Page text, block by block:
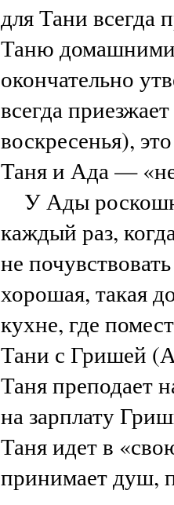
для Тани всегда
Таню домашними
окончательно
всегда
воскресенья),
Таня и Ада — «не
У Ады
каждый раз,
не
хорошая, такая
кухне, где
Тани с Гришей
Таня преподает
на зарплату
Таня идет в
принимает душ,